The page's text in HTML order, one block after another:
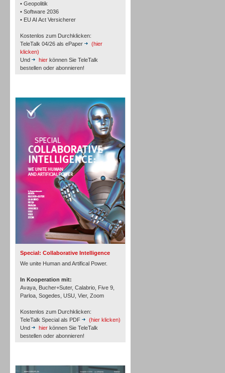
• Geopolitik
• Software 2036
• EU AI Act Versicherer
Kostenlos zum Durchklicken:
TeleTalk 04/26 als ePaper
(hier
klicken)
Und
hier können Sie TeleTalk
bestellen oder abonnieren!
Special: Collaborative Intelligence
We unite Human and Artifical Power.
In Kooperation mit:
Avaya, Bucher+Suter, Calabrio, Five 9,
Parloa, Sogedes, USU, Vier, Zoom
Kostenlos zum Durchklicken:
TeleTalk Special als PDF
(hier klicken)
Und
hier können Sie TeleTalk
bestellen oder abonnieren!
Workforce-Management
Personal
Inbound